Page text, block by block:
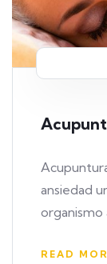
ansiedad
organismo
READ